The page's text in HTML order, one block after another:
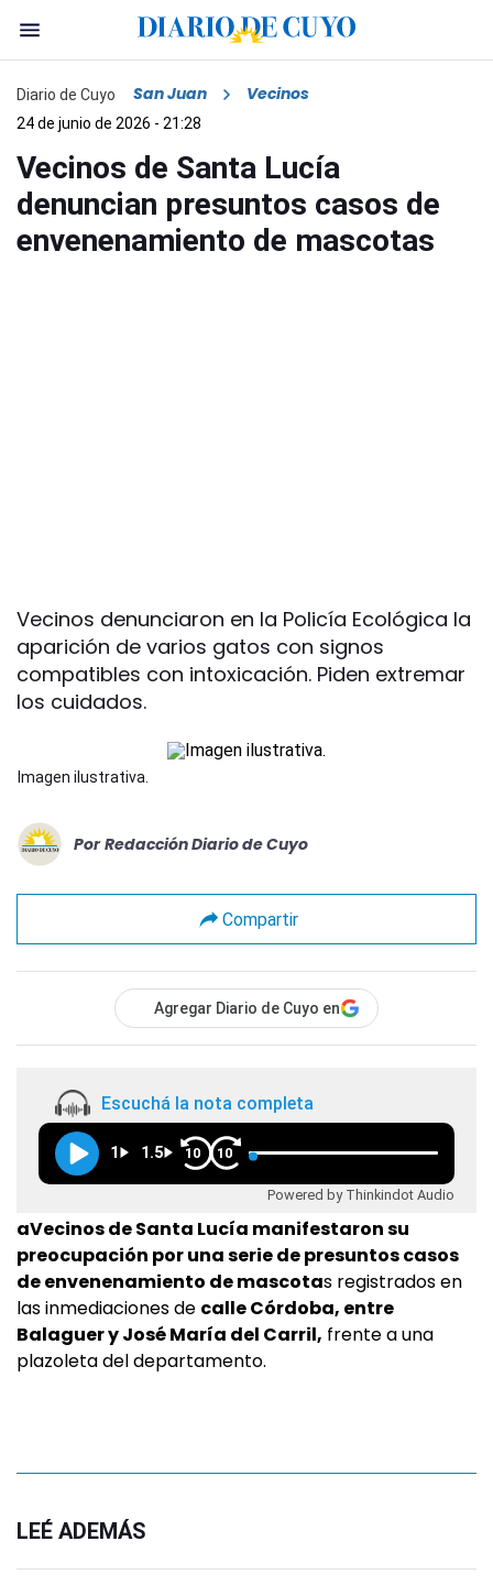
Diario de Cuyo San Juan Vecinos
24 de junio de 2026 - 21:28
Vecinos de Santa Lucía
denuncian presuntos casos de
envenenamiento de mascotas
Vecinos denunciaron en la Policía Ecológica la
aparición de varios gatos con signos
compatibles con intoxicación. Piden extremar
los cuidados.
Imagen ilustrativa.
Por Redacción Diario de Cuyo
Compartir
Agregar Diario de Cuyo en
Escuchá la nota completa
1 1.5 10 10
Powered by Thinkindot Audio
aVecinos de Santa Lucía manifestaron su
preocupación por una serie de presuntos casos
de envenenamiento de mascotas registrados en
las inmediaciones de calle Córdoba, entre
Balaguer y José María del Carril, frente a una
plazoleta del departamento.
LEÉ ADEMÁS